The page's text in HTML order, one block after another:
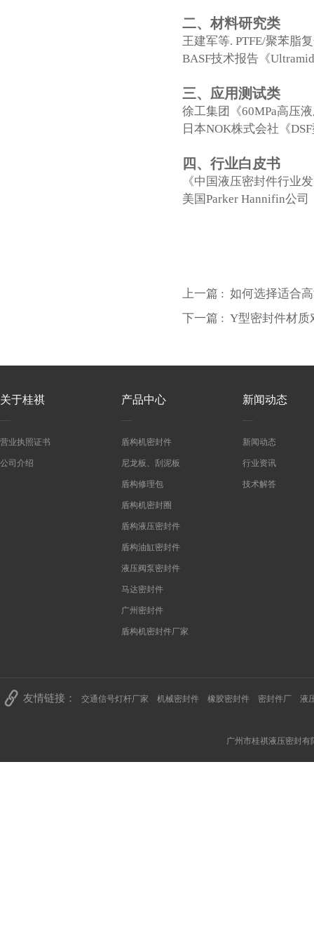
二、材料研究类
王建军等. PTFE/聚苯脂
BASF技术报告《
三、应用测试类
徐工集团《60MPa高压
日本NOK株式会社《
四、行业白皮书
《中国液压密封件行业
美国Parker Hannifin公
上一篇 : 如何选择适合
下一篇 : Y型密封件材质
关于桂祺
营业执照证书
公司介绍
产品中心
盾构机密封件
尼龙板、刮泥板
盾构修理包
盾构机密封圈
盾构液压密封件
盾构油缸密封件
液压阀泵密封件
马达密封件
广州密封件
盾构机密封件厂家
新闻动态
新闻动态
行业资讯
技术解答
友情链接： 交通信号灯杆厂家 机械密封件 橡胶密封件 密封件厂 液
广州市桂祺液压密封有